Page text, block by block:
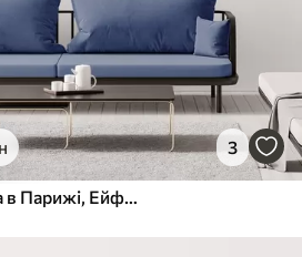
запаху
полотна
3
Вид на місто з балкона в Парижі, Ейфелева вежа, полуниця, кава, журнал